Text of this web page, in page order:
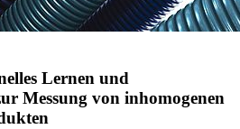
Lernen und
Messung von inhomogenen